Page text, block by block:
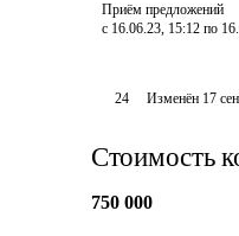
Приём предложений
с 16.06.23, 15:12 по
24 Изменён 17
Стоимость
750 000